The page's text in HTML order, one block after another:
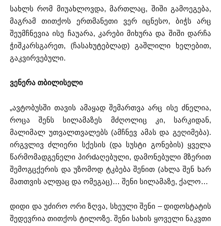
სახლს რომ მიუახლოვდა, მართლაც, შიში გამოეგება,
მაგრამ თითქოს ერთმანეთი ვერ იცნესო, ბიჭს არც
შეუმჩნევია ისე ჩაუარა, კარები მიხურა და შიში დარჩა
ჭიშკარსგარეთ, (ჩასახუტებლად) გაშლილი ხელებით,
გაკვირვებული.
ვენერა თბილისელი
„ავტობუსში თავის ამაყად შემართვა არც ისე ძნელია,
როცა შენს სილამაზეს მძღოლიც კი, სარკიდან,
მალიმალ უთვალთვალებს (ამჩნევ ამას და გეღიმება).
ირგვლივ ძლიერი სქესის (და სუსტი გონების) ყველა
წარმომადგენელი პირdაღებული, დამონებული მზერით
შემოგცქერის და უზომოდ ტკბება შენით (ახლა შენ ხარ
მათთვის ალფაც და ომეგაც)… შენი სილამაზე, ქალო…
დიდი და უძირო ორი ზღვა, სხეული შენი – დიდოსტატის
შედევრია თითქოს ტილოზე. შენი სახის ყოველი ნაკვთი